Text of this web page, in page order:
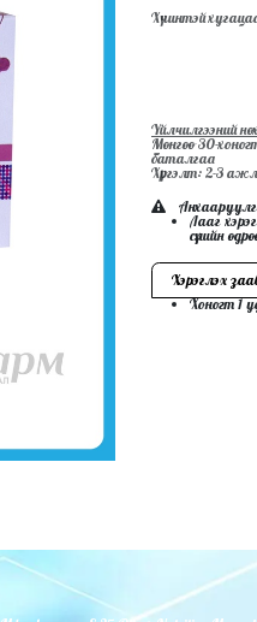
Хүчинтэй
Үйлчилгээний
Мөнгөө 30-
баталгаа
Хүргэлт: 2-3
Лааг
сүүлийн
Хэрэглэх
Хоногт 1